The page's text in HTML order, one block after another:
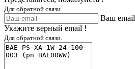
Для обратной связи.
Ваш email
Укажите верный email !
Для обратной связи.